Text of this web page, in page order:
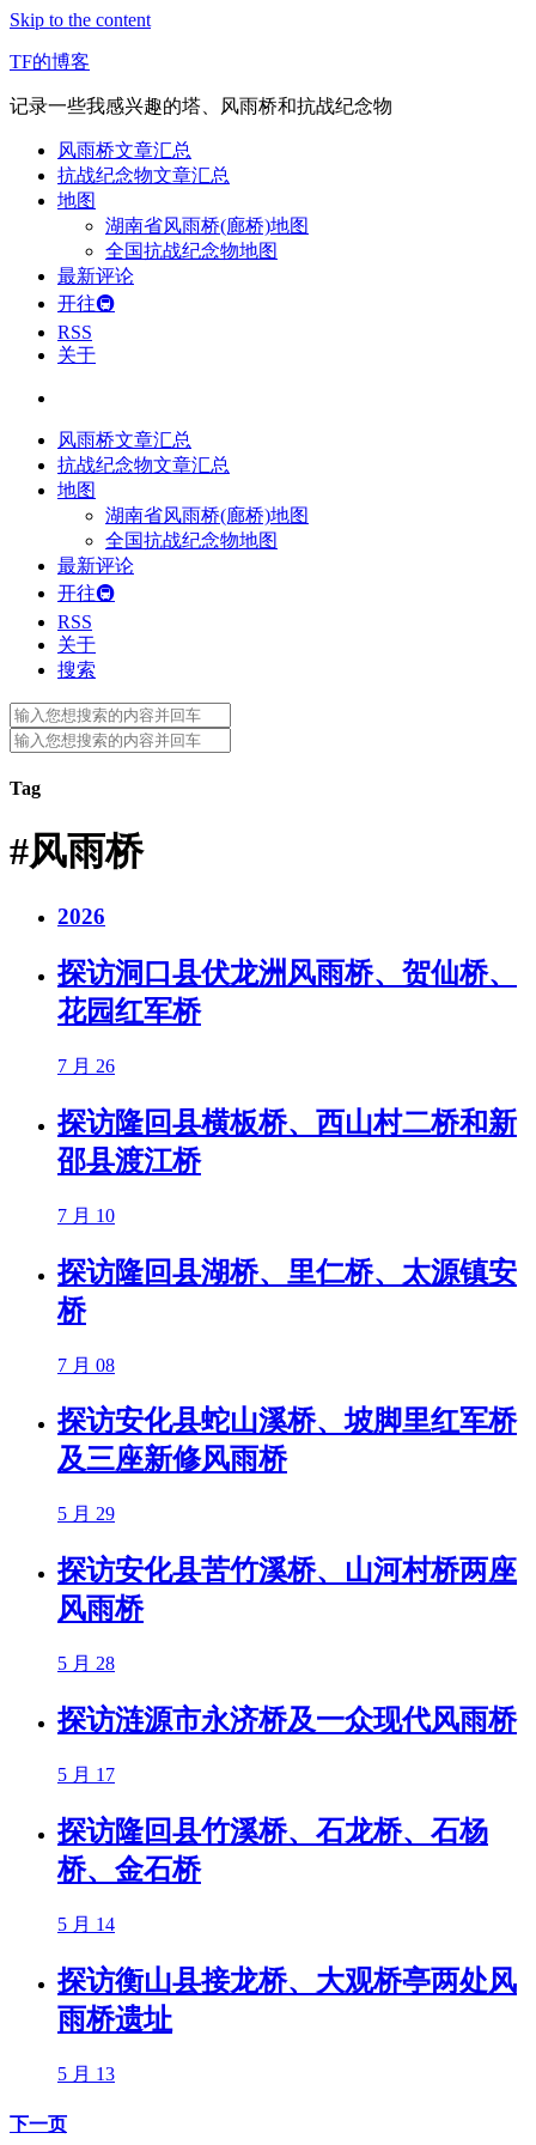
Skip to the content
TF的博客
记录一些我感兴趣的塔、风雨桥和抗战纪念物
风雨桥文章汇总
抗战纪念物文章汇总
地图
湖南省风雨桥(廊桥)地图
全国抗战纪念物地图
最新评论
开往🚇
RSS
关于
风雨桥文章汇总
抗战纪念物文章汇总
地图
湖南省风雨桥(廊桥)地图
全国抗战纪念物地图
最新评论
开往🚇
RSS
关于
搜索
Search
for:
Search
for:
Tag
#风雨桥
2026
探访洞口县伏龙洲风雨桥、贺仙桥、
花园红军桥
7 月 26
探访隆回县横板桥、西山村二桥和新
邵县渡江桥
7 月 10
探访隆回县湖桥、里仁桥、太源镇安
桥
7 月 08
探访安化县蛇山溪桥、坡脚里红军桥
及三座新修风雨桥
5 月 29
探访安化县苦竹溪桥、山河村桥两座
风雨桥
5 月 28
探访涟源市永济桥及一众现代风雨桥
5 月 17
探访隆回县竹溪桥、石龙桥、石杨
桥、金石桥
5 月 14
探访衡山县接龙桥、大观桥亭两处风
雨桥遗址
5 月 13
下一页